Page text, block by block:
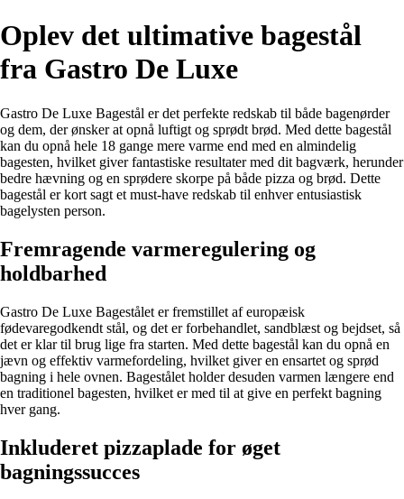
Oplev det ultimative bagestål
fra Gastro De Luxe
Gastro De Luxe Bagestål er det perfekte redskab til både bagenørder
og dem, der ønsker at opnå luftigt og sprødt brød. Med dette bagestål
kan du opnå hele 18 gange mere varme end med en almindelig
bagesten, hvilket giver fantastiske resultater med dit bagværk, herunder
bedre hævning og en sprødere skorpe på både pizza og brød. Dette
bagestål er kort sagt et must-have redskab til enhver entusiastisk
bagelysten person.
Fremragende varmeregulering og
holdbarhed
Gastro De Luxe Bagestålet er fremstillet af europæisk
fødevaregodkendt stål, og det er forbehandlet, sandblæst og bejdset, så
det er klar til brug lige fra starten. Med dette bagestål kan du opnå en
jævn og effektiv varmefordeling, hvilket giver en ensartet og sprød
bagning i hele ovnen. Bagestålet holder desuden varmen længere end
en traditionel bagesten, hvilket er med til at give en perfekt bagning
hver gang.
Inkluderet pizzaplade for øget
bagningssucces